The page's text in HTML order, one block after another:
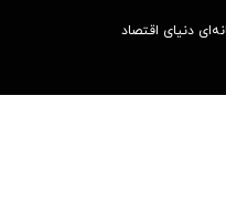
دنیای اقتصاد